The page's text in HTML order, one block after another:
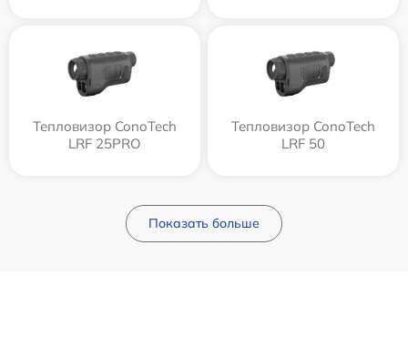
Тепловизор ConoTech
LRF 25PRO
Тепловизор ConoTech
LRF 50
Показать больше